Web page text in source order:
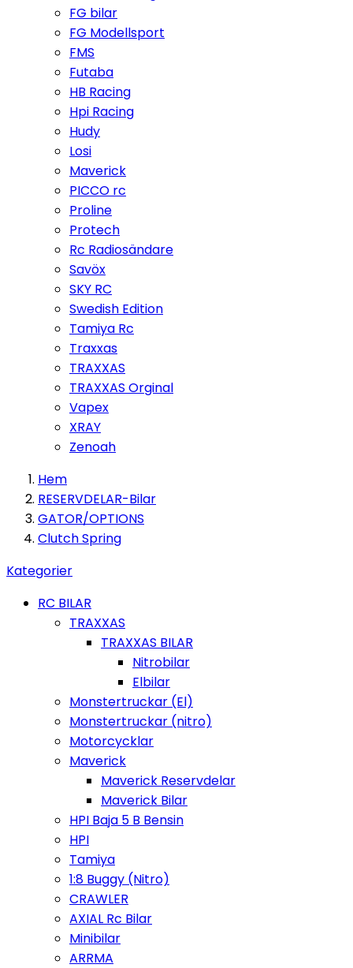
FG bilar
FG Modellsport
FMS
Futaba
HB Racing
Hpi Racing
Hudy
Losi
Maverick
PICCO rc
Proline
Protech
Rc Radiosändare
Savöx
SKY RC
Swedish Edition
Tamiya Rc
Traxxas
TRAXXAS
TRAXXAS Orginal
Vapex
XRAY
Zenoah
Hem
RESERVDELAR-Bilar
GATOR/OPTIONS
Clutch Spring
Kategorier
RC BILAR
TRAXXAS
TRAXXAS BILAR
Nitrobilar
Elbilar
Monstertruckar (El)
Monstertruckar (nitro)
Motorcycklar
Maverick
Maverick Reservdelar
Maverick Bilar
HPI Baja 5 B Bensin
HPI
Tamiya
1:8 Buggy (Nitro)
CRAWLER
AXIAL Rc Bilar
Minibilar
ARRMA